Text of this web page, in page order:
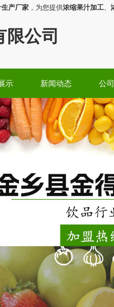
产厂家 ，为您提供浓缩果汁加工、
限公司
示 新闻动态 公